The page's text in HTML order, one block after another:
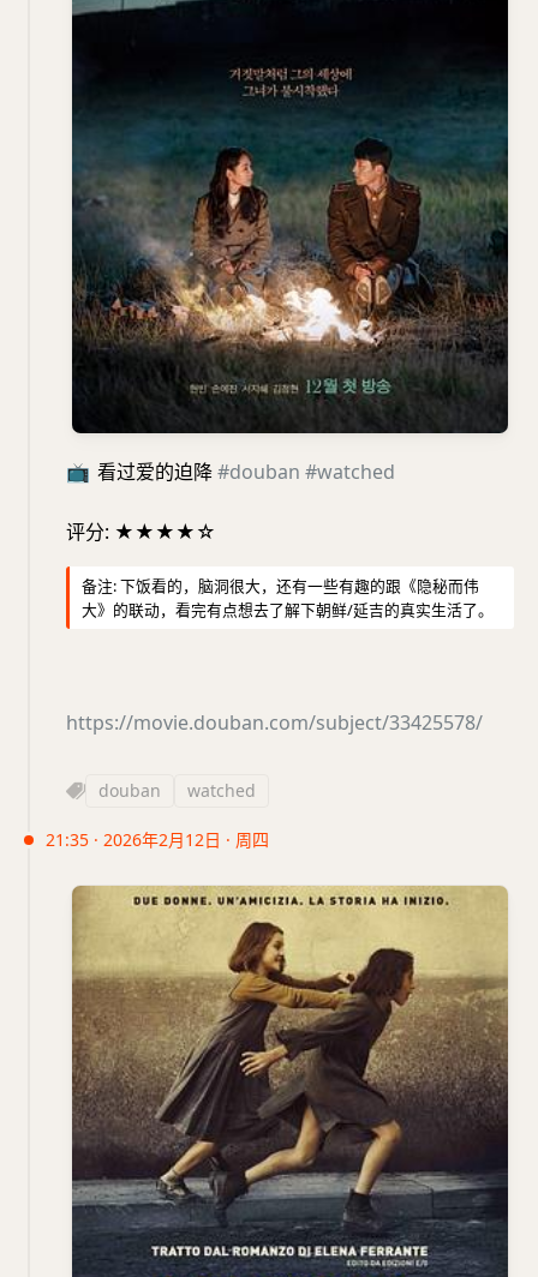
📺 看过爱的迫降#douban #watched
评分: ★★★★☆
备注: 下饭看的，脑洞很大，还有一些有趣的跟《隐秘而伟
大》的联动，看完有点想去了解下朝鲜/延吉的真实生活了。
https://movie.douban.com/subject/33425578/
douban watched
21:35 · 2026年2月12日 · 周四